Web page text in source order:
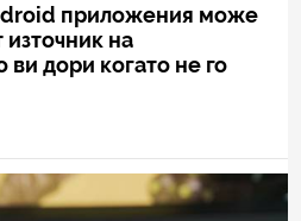
приложения може
източник на
дори когато не го